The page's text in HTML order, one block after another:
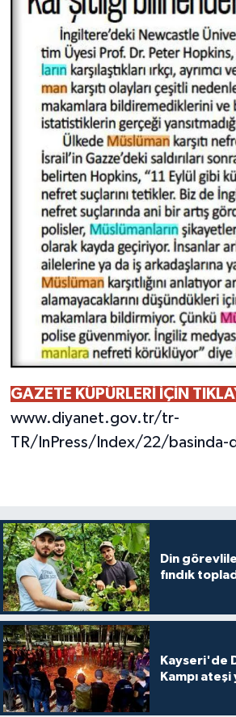
GAZETE KÜPÜRLERİ İÇİN
www.diyanet.gov.tr/tr-
TR/InPress/Index/22/basinda-
Din
fındık
Kayseri'de
Kampı ateşi